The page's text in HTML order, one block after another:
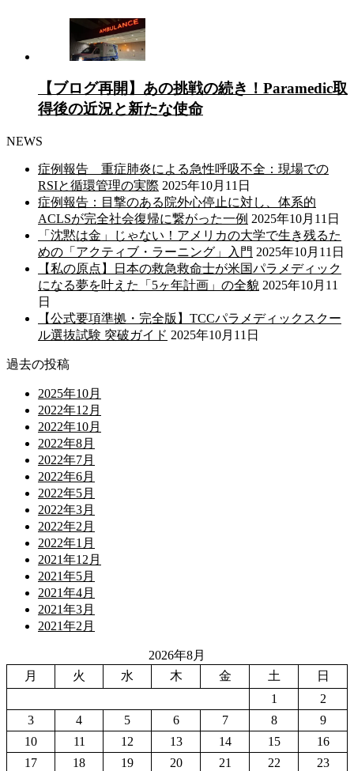
【ブログ再開】あの挑戦の続き！Paramedic取
得後の近況と新たな使命
NEWS
症例報告 重症肺炎による急性呼吸不全：現場での
RSIと循環管理の実際 2025年10月11日
症例報告：目撃のある院外心停止に対し、体系的
ACLSが完全社会復帰に繋がった一例 2025年10月11日
「沈黙は金」じゃない！アメリカの大学で生き残るた
めの「アクティブ・ラーニング」入門 2025年10月11日
【私の原点】日本の救急救命士が米国パラメディック
になる夢を叶えた「5ヶ年計画」の全貌 2025年10月11
日
【公式要項準拠・完全版】TCCパラメディックスクー
ル選抜試験 突破ガイド 2025年10月11日
過去の投稿
2025年10月
2022年12月
2022年10月
2022年8月
2022年7月
2022年6月
2022年5月
2022年3月
2022年2月
2022年1月
2021年12月
2021年5月
2021年4月
2021年3月
2021年2月
2026年8月
月
火 水 木 金 土
日
1
2
3
4 5 6 7 8
9
10
11 12 13 14 15
16
17
18 19 20 21 22
23